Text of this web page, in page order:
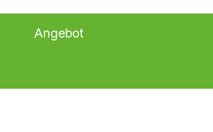
Angebot